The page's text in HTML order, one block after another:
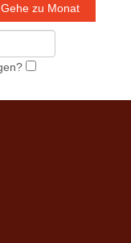
Gehe zu Monat